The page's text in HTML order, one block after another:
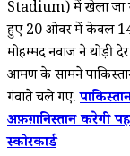
Stadium) में खेला जा
हुए 20 ओवर में केवल
मोहम्मद नवाज ने थोड़ी
आक्रमण के सामने
गंवाते चले गए.
अफ़ग़ानिस्तान करेगी
स्कोरकार्ड